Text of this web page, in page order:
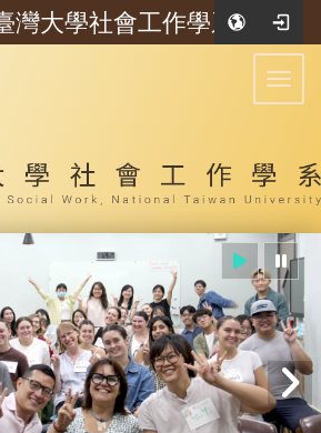
灣大學社會工作學系
:::